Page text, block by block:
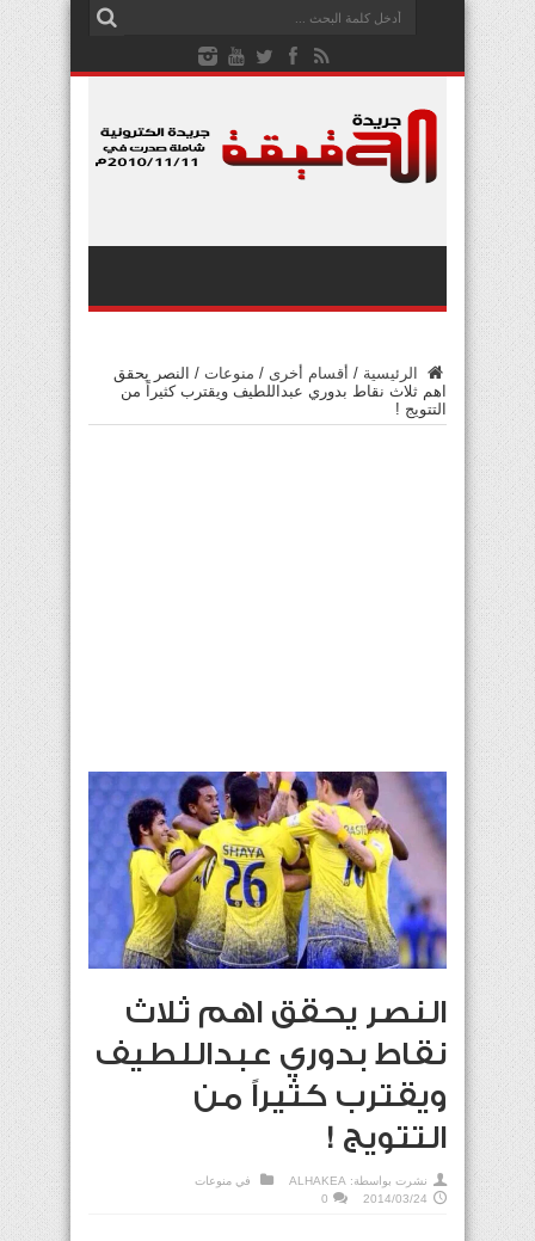
الرئيسية / أقسام أخرى / منوعات / النصر يحقق
اهم ثلاث نقاط بدوري عبداللطيف ويقترب كثيراً من
التتويج !
النصر يحقق اهم ثلاث
نقاط بدوري عبداللطيف
ويقترب كثيراً من
التتويج !
نشرت بواسطة: ALHAKEA في منوعات
2014/03/24
0